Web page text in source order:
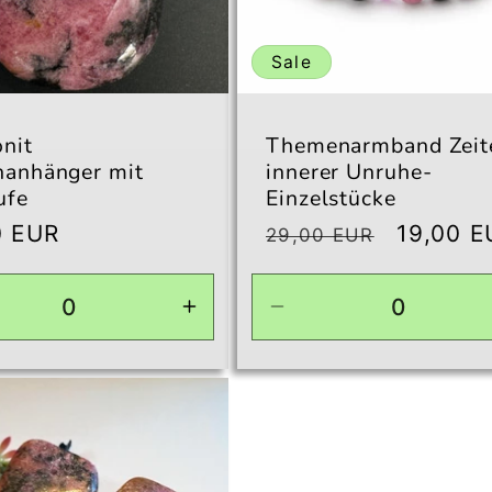
mit
EUR
Erhöhe
die
Menge
Sale
Themenarmband
innerer Unruhe-
Einzelstücke
Normaler
29,00 EUR 19,00
Verringere
die
Menge